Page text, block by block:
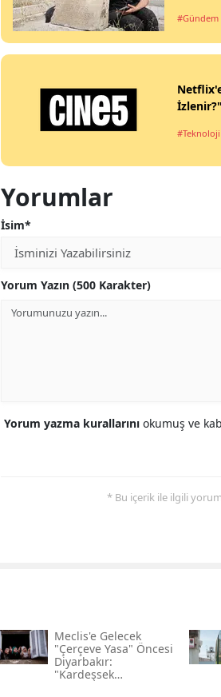
#Gündem
#Teknoloji
Yorumlar
İsim*
Yorum Yazın (500 Karakter)
Yorum yazma kurallarını okumuş ve
* Bu içerik ile ilgili
Meclis'e Gelecek
"çerçeve Yasa" Öncesi
Diyarbakır:
"kardeşsek